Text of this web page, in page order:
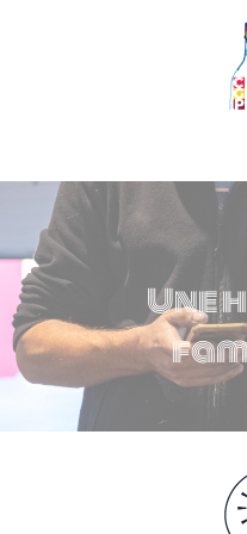
Une